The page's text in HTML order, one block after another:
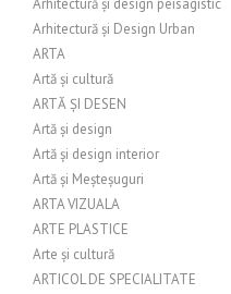
Arhitectură și design peisagistic
Arhitectură și Design Urban
ARTA
Artă și cultură
ARTĂ ȘI DESEN
Artă și design
Artă și design interior
Artă și Meșteșuguri
ARTA VIZUALA
ARTE PLASTICE
Arte și cultură
ARTICOL DE SPECIALITATE